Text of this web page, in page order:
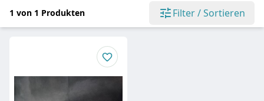
1 von 1 Produkten Filter / Sortieren